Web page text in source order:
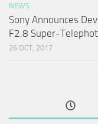
NEWS
Sony Announces
F2.8 Super-
26 OCT, 2017